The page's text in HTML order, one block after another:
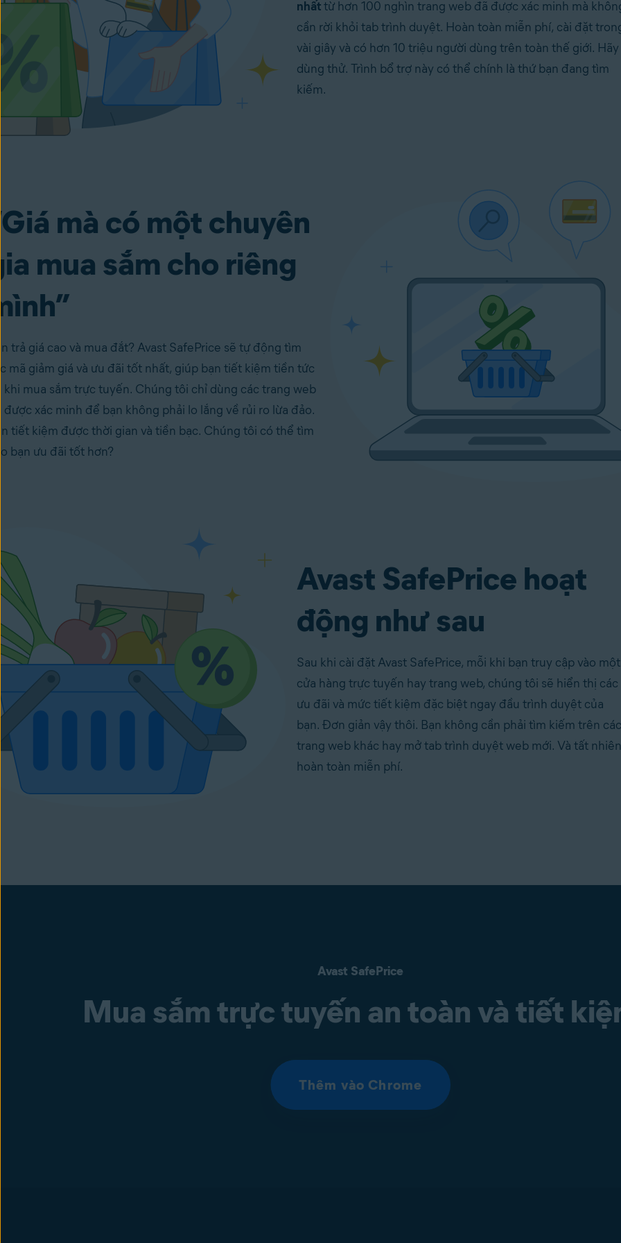
nhấttừ hơn 100 nghìn trang web đã được xác minh mà
cần rời khỏi tab trình duyệt. Hoàn toàn miễn phí, cài đặt
vài giây và có hơn 10 triệu người dùng trên toàn thế giới. Hãy
dùng thử. Trình bổ trợ này có thể chính là thứ bạn đang tìm
kiếm.
mà có một chuyên
mua sắm cho riêng
trả giá cao và mua đắt? Avast SafePrice sẽ tự động tìm
mã giảm giá và ưu đãi tốt nhất, giúp bạn tiết kiệm tiền tức
khi mua sắm trực tuyến. Chúng tôi chỉ dùng các trang web
được xác minh để bạn không phải lo lắng về rủi ro lừa đảo.
tiết kiệm được thời gian và tiền bạc. Chúng tôi có thể tìm
bạn ưu đãi tốt hơn?
Avast SafePrice hoạt
động như sau
Sau khi cài đặt Avast SafePrice, mỗi khi bạn truy cập vào một
cửa hàng trực tuyến hay trang web, chúng tôi sẽ hiển thị các
ưu đãi và mức tiết kiệm đặc biệt ngay đầu trình duyệt của
bạn. Đơn giản vậy thôi. Bạn không cần phải tìm kiếm trên các
trang web khác hay mở tab trình duyệt web mới. Và tất
hoàn toàn miễn phí.
Avast SafePrice
Mua sắm trực tuyến an toàn và tiết
Thêm vào Chrome